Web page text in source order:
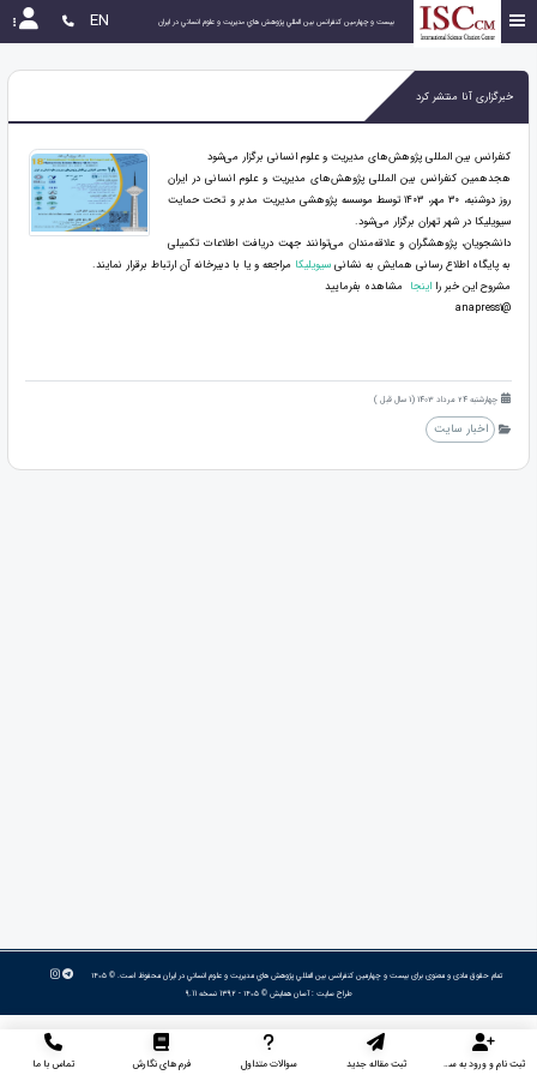
بیست و چهارمین كنفرانس بين المللي پژوهش هاي مديريت و علوم انساني در ايران EN
خبرگزاری آنا منتشر کرد
کنفرانس بین المللی پژوهش‌های مدیریت و علوم انسانی برگزار می‌شود
هجدهمین کنفرانس بین المللی پژوهش‌های مدیریت و علوم انسانی در ایران
روز دوشنبه، ۳۰ مهر، ۱۴۰۳ توسط موسسه پژوهشی مدیریت مدبر و تحت حمایت
سیویلیکا در شهر تهران برگزار می‌شود.
دانشجویان، پژوهشگران و علاقه‌مندان می‌توانند جهت دریافت اطلاعات تکمیلی
به پایگاه اطلاع رسانی همایش به نشانی سیویلیکا مراجعه و یا با دبیرخانه آن ارتباط برقرار نمایند.
مشروح این خبر را اینجا مشاهده بفرمایید
@anapress1
چهارشنبه 24 مرداد 1403 (1 سال قبل )
اخبار سایت
تمام حقوق مادی و معنوی برای بیست و چهارمین كنفرانس بين المللي پژوهش هاي مديريت و علوم انساني در ايران محفوظ است. © ۱۴۰۵
طراح سایت :آسان همایش © ۱۴۰۵ - 1392 نسخه 9.11
ثبت نام و ورود به سایت ثبت مقاله جدید سوالات متداول فرم های نگارش تماس با ما